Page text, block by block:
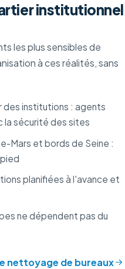
institutionnel
les plus sensibles de
à ces réalités, sans
institutions : agents
sécurité des sites
Mars et bords de Seine :
planifiées à l'avance et
ne dépendent pas du
nettoyage de bureaux